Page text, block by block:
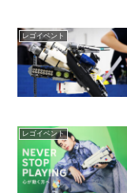
レゴイベント
レゴイベント